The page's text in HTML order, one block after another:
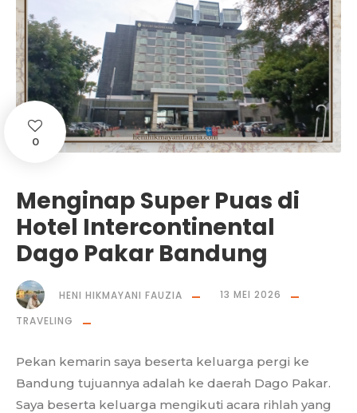
0
Menginap Super Puas di
Hotel Intercontinental
Dago Pakar Bandung
HENI HIKMAYANI FAUZIA
13 MEI 2026
TRAVELING
Pekan kemarin saya beserta keluarga pergi ke
Bandung tujuannya adalah ke daerah Dago Pakar.
Saya beserta keluarga mengikuti acara rihlah yang